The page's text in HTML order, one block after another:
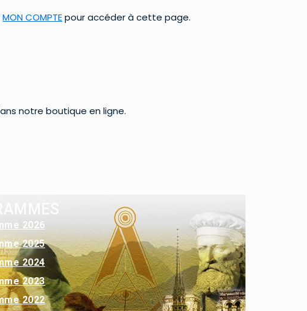
MON COMPTEpour accéder à cette page.
notre boutique en ligne.
2026
2025
2024
2023
2022